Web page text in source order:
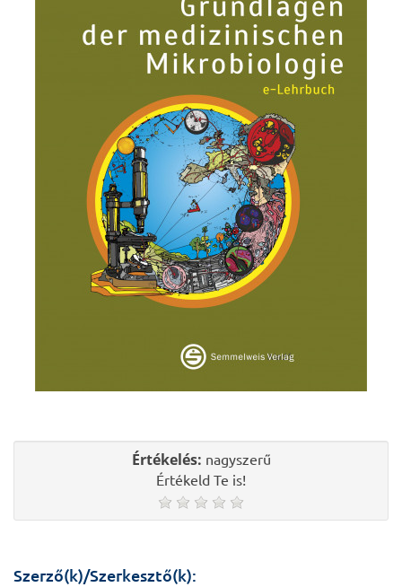
Értékelés: nagyszerű
Értékeld Te is!
Szerző(k)/Szerkesztő(k):